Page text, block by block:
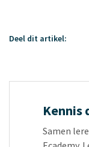
Deel dit artikel:
Kennis
Samen